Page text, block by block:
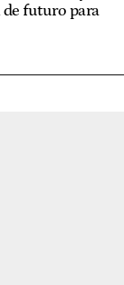
futuro para